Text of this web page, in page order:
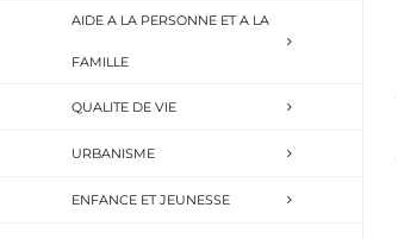
AIDE A LA PERSONNE ET A LA
FAMILLE
QUALITE DE VIE
URBANISME
ENFANCE ET JEUNESSE